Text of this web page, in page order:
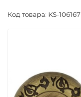
Код товара: KS-106167